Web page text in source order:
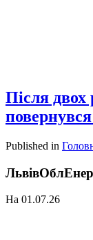
Після двох
Published in
На 01.07.26